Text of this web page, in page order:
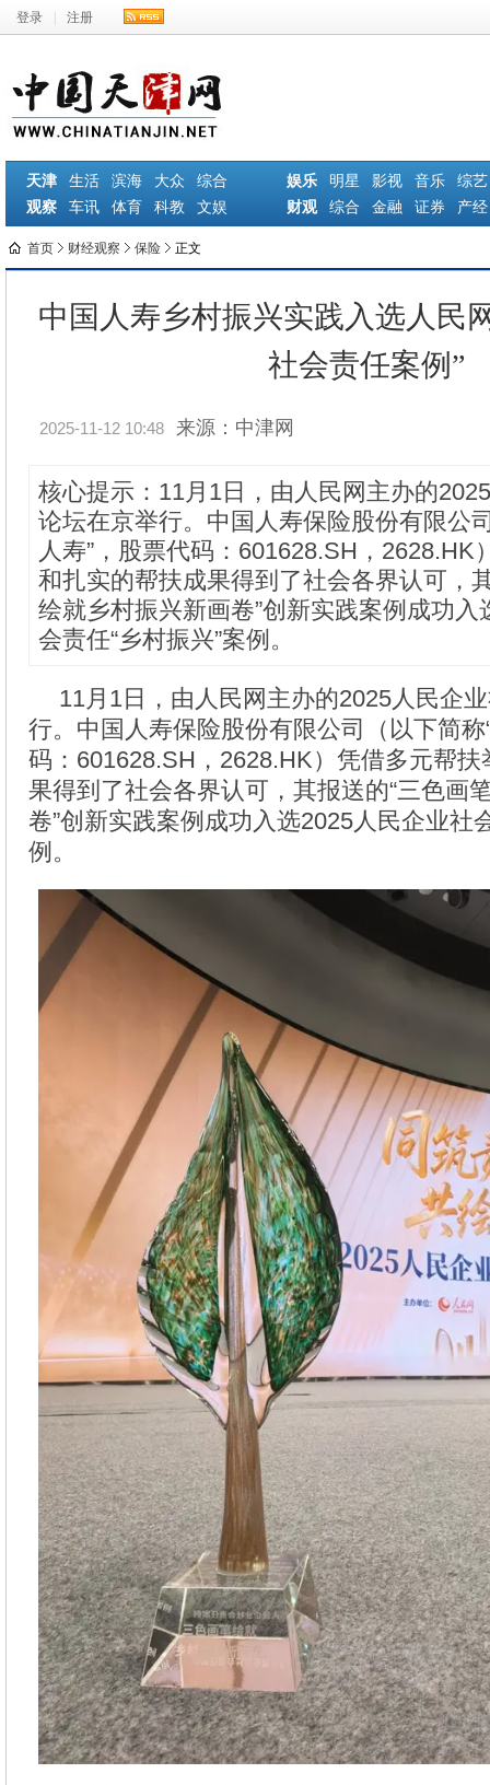
登录 注册
天津 生活 滨海 大众
综合
观察
车讯 体育 科教 文娱
娱乐 明星 影视 音乐
综艺
财观
综合 金融 证券 产经
首页 财经观察 保险 正文
中国人寿乡村振兴实践入选人民
社会责任案例”
2025-11-12 10:48 来源：中津网
核心提示：11月1日，由人民网主办的
论坛在京举行。中国人寿保险股份有限公
人寿”，股票代码：601628.SH，2628.HK
和扎实的帮扶成果得到了社会各界认可，
绘就乡村振兴新画卷”创新实践案例成功入
会责任“乡村振兴”案例。
11月1日，由人民网主办的2025人民企
行。中国人寿保险股份有限公司（以下简称
码：601628.SH，2628.HK）凭借多元帮
果得到了社会各界认可，其报送的“三色画
卷”创新实践案例成功入选2025人民企业社
例。